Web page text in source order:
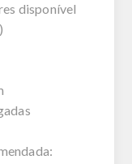
disponível